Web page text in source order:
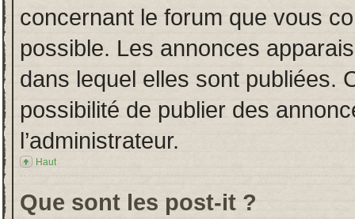
concernant le forum que vous
possible. Les annonces
dans lequel elles sont publiées.
possibilité de publier des
l’administrateur.
Haut
Que sont les post-it ?